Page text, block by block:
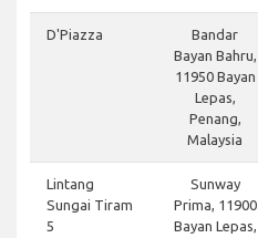
D'Piazza
Bandar
Bayan Bahru,
11950 Bayan
Lepas,
Penang,
Malaysia
Lintang
Sungai Tiram
5
Sunway
Prima, 11900
Bayan Lepas,